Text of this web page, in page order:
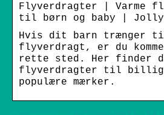
Flyverdragter | Varme
til børn og baby |
Hvis dit barn trænger
flyverdragt, er du
rette sted. Her finder
flyverdragter til
populære mærker.